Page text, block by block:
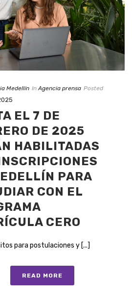
Medellín In Agencia prensa Posted
EL 7 DE
DE 2025
HABILITADAS
PARA
CON EL
CERO
para postulaciones y [...]
READ MORE